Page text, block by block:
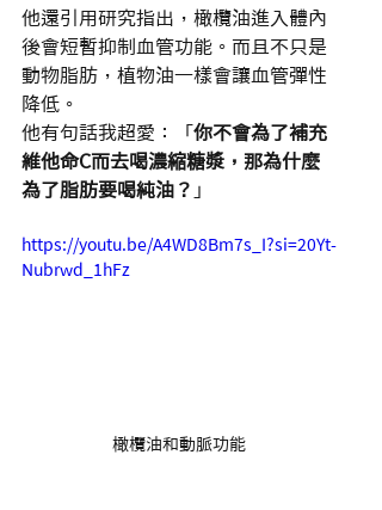
他還引用研究指出，橄欖油進入體內
後會短暫抑制血管功能。而且不只是
動物脂肪，植物油一樣會讓血管彈性
降低。
他有句話我超愛：「 你不會為了補充
維他命C而去喝濃縮糖漿，那為什麼
為了脂肪要喝純油？ 」
https://youtu.be/A4WD8Bm7s_I?si=20Yt-
Nubrwd_1hFz
橄欖油和動脈功能